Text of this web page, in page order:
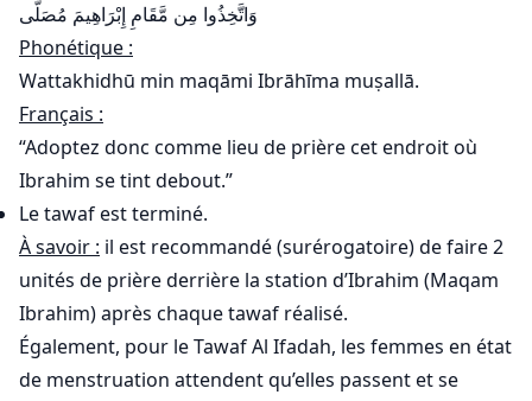
وَاتَّخِذُوا مِن مَّقَامِ إِبْرَاهِيمَ مُصَلًّى
Phonétique :
Wattakhidhū min maqāmi Ibrāhīma muṣallā.
Français :
“Adoptez donc comme lieu de prière cet endroit où
Ibrahim se tint debout.”
Le tawaf est terminé.
À savoir : il est recommandé (surérogatoire) de faire 2
unités de prière derrière la station d’Ibrahim (Maqam
Ibrahim) après chaque tawaf réalisé.
Également, pour le Tawaf Al Ifadah, les femmes en état
de menstruation attendent qu’elles passent et se